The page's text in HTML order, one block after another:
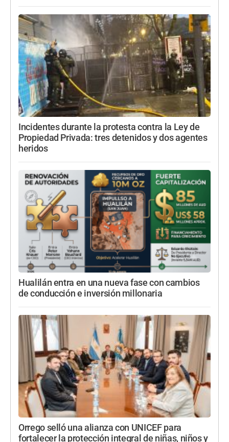
Incidentes durante la protesta contra la Ley de
Propiedad Privada: tres detenidos y dos agentes
heridos
Hualilán entra en una nueva fase con cambios
de conducción e inversión millonaria
Orrego selló una alianza con UNICEF para
fortalecer la protección integral de niñas, niños y